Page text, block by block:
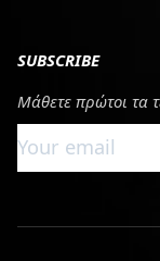
SUBSCRIBE
Μάθετε πρώτοι τα